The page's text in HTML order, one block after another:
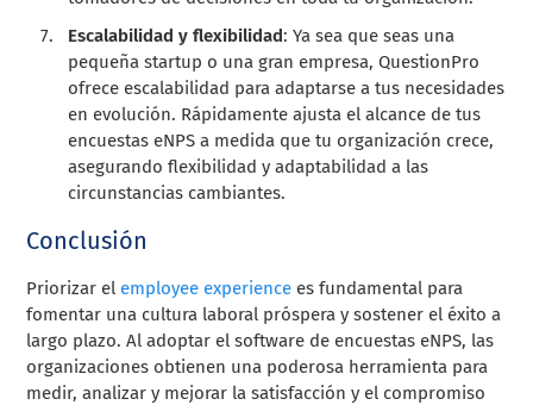
Escalabilidad y flexibilidad: Ya sea que seas una
pequeña startup o una gran empresa, QuestionPro
ofrece escalabilidad para adaptarse a tus necesidades
en evolución. Rápidamente ajusta el alcance de tus
encuestas eNPS a medida que tu organización crece,
asegurando flexibilidad y adaptabilidad a las
circunstancias cambiantes.
Conclusión
Priorizar el employee experience es fundamental para
fomentar una cultura laboral próspera y sostener el éxito a
largo plazo. Al adoptar el software de encuestas eNPS, las
organizaciones obtienen una poderosa herramienta para
medir, analizar y mejorar la satisfacción y el compromiso